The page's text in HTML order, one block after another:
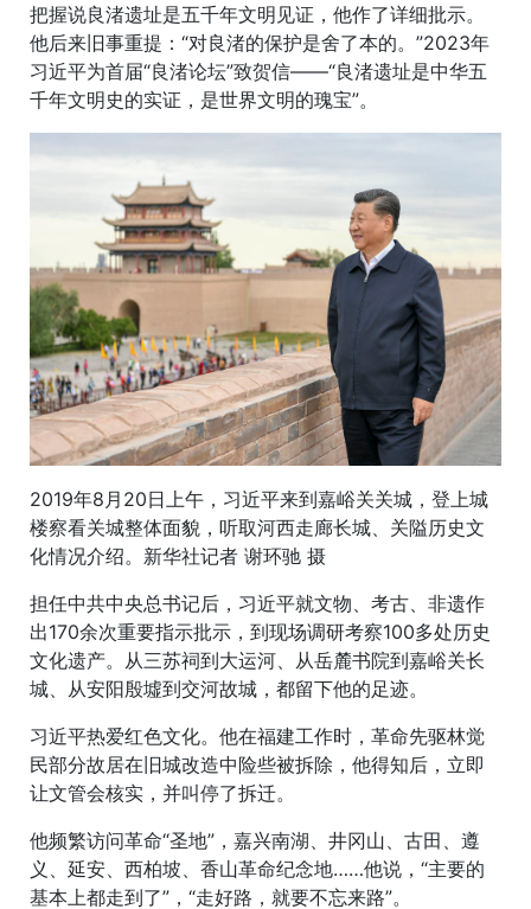
把握说良渚遗址是五千年文明见证，他作了详细批示。
他后来旧事重提：“对良渚的保护是舍了本的。”2023年
习近平为首届“良渚论坛”致贺信——“良渚遗址是中华五
千年文明史的实证，是世界文明的瑰宝”。
2019年8月20日上午，习近平来到嘉峪关关城，登上城
楼察看关城整体面貌，听取河西走廊长城、关隘历史文
化情况介绍。新华社记者 谢环驰 摄
担任中共中央总书记后，习近平就文物、考古、非遗作
出170余次重要指示批示，到现场调研考察100多处历史
文化遗产。从三苏祠到大运河、从岳麓书院到嘉峪关长
城、从安阳殷墟到交河故城，都留下他的足迹。
习近平热爱红色文化。他在福建工作时，革命先驱林觉
民部分故居在旧城改造中险些被拆除，他得知后，立即
让文管会核实，并叫停了拆迁。
他频繁访问革命“圣地”，嘉兴南湖、井冈山、古田、遵
义、延安、西柏坡、香山革命纪念地……他说，“主要的
基本上都走到了”，“走好路，就要不忘来路”。